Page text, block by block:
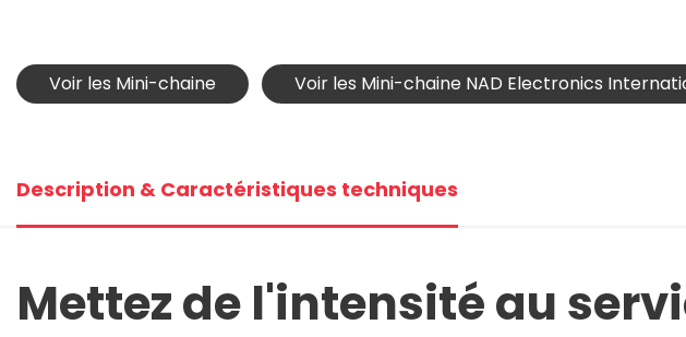
Voir les Mini-chaine Voir les Mini-chaine NAD Electronics
Description & Caractéristiques techniques
Mettez de l'intensité au